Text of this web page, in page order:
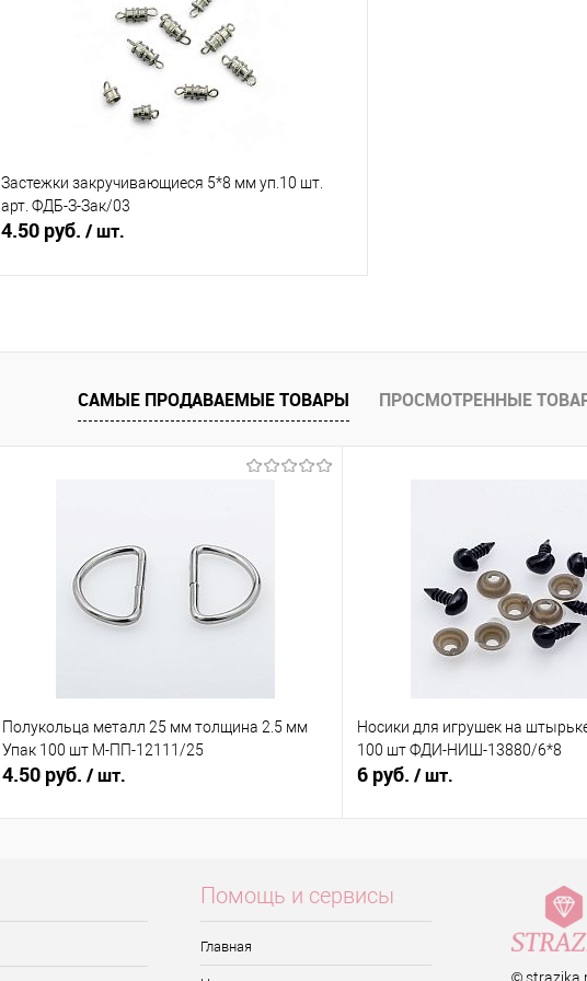
Под заказ
Застежки закручивающиеся 5*8 мм уп.10 шт.
арт. ФДБ-З-Зак/03
4.50 руб. / шт.
САМЫЕ ПРОДАВАЕМЫЕ ТОВАРЫ ПРОСМОТРЕННЫЕ
Полукольца металл 25 мм толщина 2.5 мм
Упак 100 шт М-ПП-12111/25
4.50 руб. / шт.
Носики для игрушек на
100 шт ФДИ-НИШ-13880/6*8
6 руб. / шт.
Помощь и сервисы
Главная